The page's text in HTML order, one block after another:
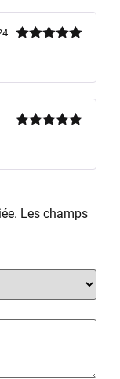
Les champs